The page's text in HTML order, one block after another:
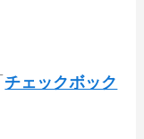
チェックボック